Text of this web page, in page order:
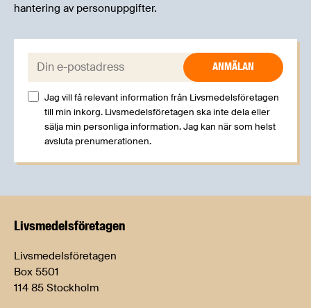
hantering av personuppgifter.
E-post:
Jag vill få relevant information från Livsmedelsföretagen
till min inkorg. Livsmedelsföretagen ska inte dela eller
sälja min personliga information. Jag kan när som helst
avsluta prenumerationen.
Livsmedels­företagen
Livsmedelsföretagen
Box 5501
114 85 Stockholm